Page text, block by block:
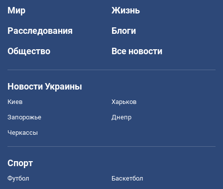
Мир
Жизнь
Расследования
Блоги
Общество
Все новости
Новости Украины
Киев Харьков
Запорожье Днепр
Черкассы
Спорт
Футбол Баскетбол